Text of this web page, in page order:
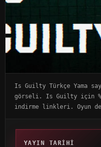
Is Guilty Türkçe Yama
görseli. Is Guilty için
indirme linkleri. Oyun
YAYIN TARIHI